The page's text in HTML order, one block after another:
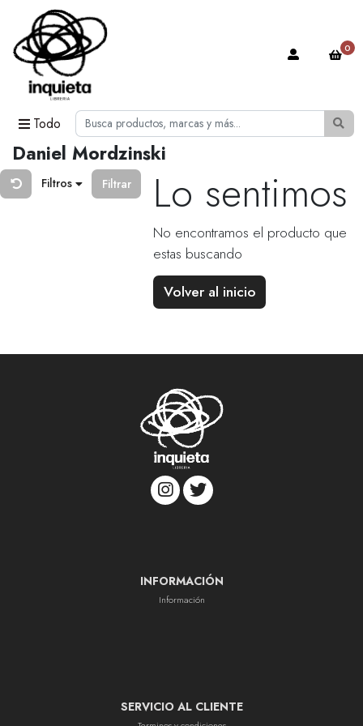
Todo
0
Daniel Mordzinski
Filtros Filtrar Lo sentimos
No encontramos el producto que
estas buscando
Volver al inicio
INFORMACIÓN
Información
SERVICIO AL CLIENTE